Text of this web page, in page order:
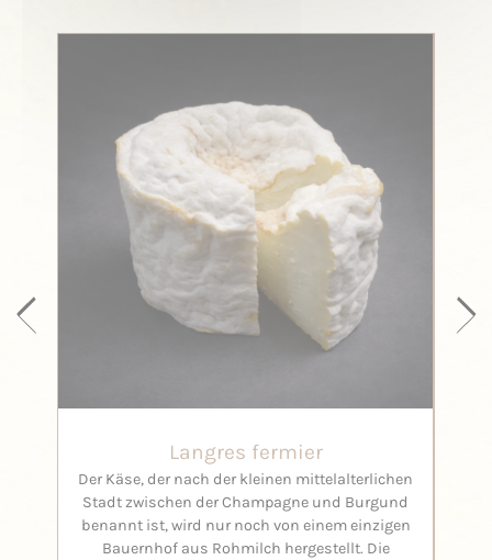
Langres fermier
Der Käse, der nach der kleinen mittelalterlichen
Stadt zwischen der Champagne und Burgund
benannt ist, wird nur noch von einem einzigen
Bauernhof aus Rohmilch hergestellt. Die